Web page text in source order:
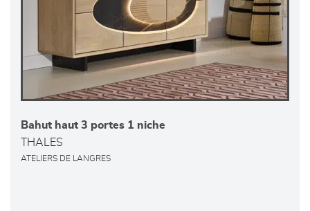
Bahut haut 3 portes 1 niche
THALES
ATELIERS DE LANGRES